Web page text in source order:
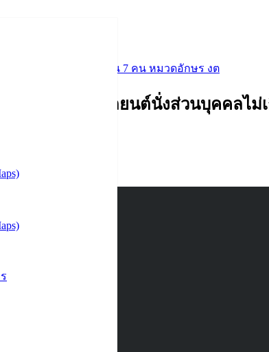
ยนต์นั่งส่วนบุคคลไม่เกิน 7 คน หมวดอักษร งต
ขสวย สำหรับรถยนต์นั่งส่วนบุคคลไม่